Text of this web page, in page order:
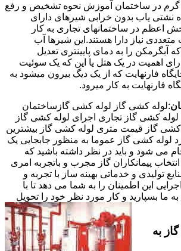
در ساختمان آموزش نحوه تشخیص و رفع
نشتی یاب بدون خرابی شیرهای دارای
اعظم در ساختمانهای تجاری به کار
متعددی نیاز دارا هستند.این شیرها آب
آبگرمکن را به دمای پایینتری تعدیل
اهمیت در یک هتل یا این که یک سوئیت
تعدیل آب ۱۸۰ جایگاه فارنهایت که از یک دیگ بیرون میشود به
:لوله کشی گاز لوله کشی گازساختمان
کشی گاز تجاری اجرای لوله کشی گاز
گاز قیمت متری لوله کشی گاز بیشترین
لوله کشی گاز عموما به منظور جابجایی یک
می شود و باید در نظر داشته باشید که
پیمانکاران گاز مجرب و باتجربه امری
تولیدی و خدماتی بهینه ساز با تجربه و
این اطمینان را به شما می دهد تا با
ما بسپارید و کار مورد نظر خود را تحویل
به